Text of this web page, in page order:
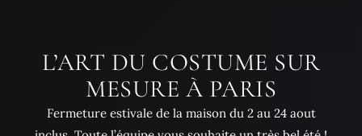
L’ART DU COSTUME SUR
MESURE À PARIS
Fermeture estivale de la maison du 2 au 24 aout